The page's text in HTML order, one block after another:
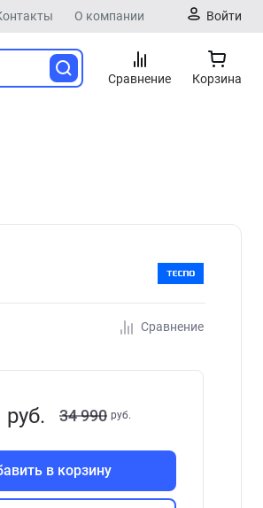
О компании Войти
Сравнение Корзина
Сравнение
руб. 34 990 руб.
в корзину